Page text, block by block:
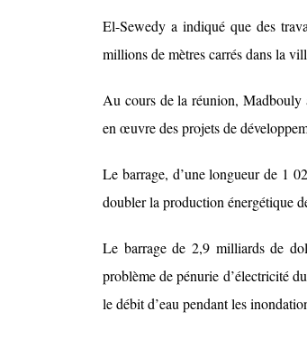
El-Sewedy a indiqué que des
millions de mètres carrés dans la
Au cours de la réunion, Madbouly
en œuvre des projets de
Le barrage, d’une longueur de 1
doubler la production énergétique
Le barrage de 2,9 milliards de
problème de pénurie d’électricité
le débit d’eau pendant les